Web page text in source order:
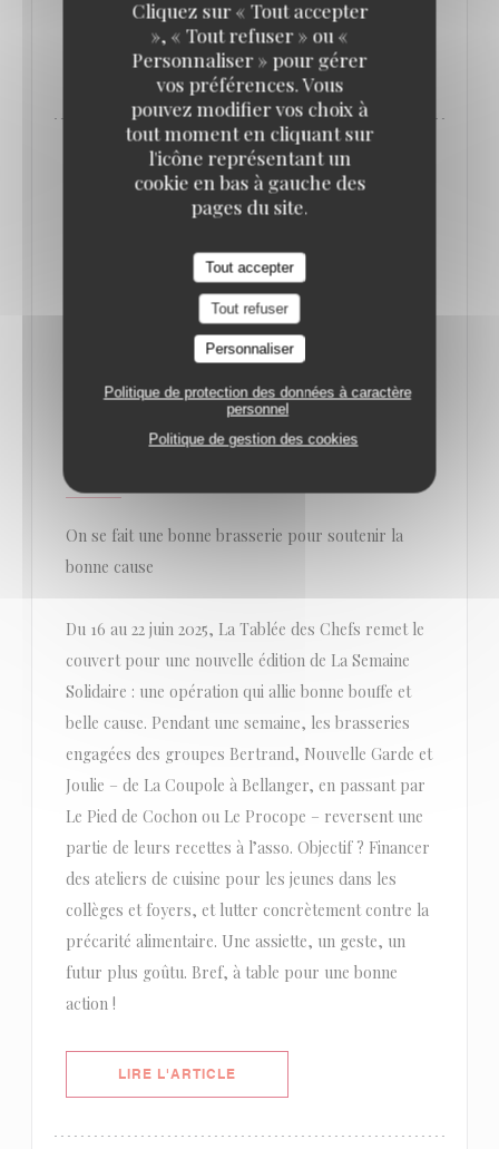
Cliquez sur « Tout accepter
», « Tout refuser » ou «
Personnaliser » pour gérer
vos préférences. Vous
pouvez modifier vos choix à
tout moment en cliquant sur
l'icône représentant un
cookie en bas à gauche des
pages du site.
Tout accepter
Tout refuser
Personnaliser
Politique de protection des données à caractère
personnel
Politique de gestion des cookies
LIRE L'ARTICLE((OUVRE UNE NOUVELLE
22 JUIN) // LE BONBON
On se fait une bonne brasserie pour soutenir la
bonne cause
Du 16 au 22 juin 2025, La Tablée des Chefs remet le
couvert pour une nouvelle édition de La Semaine
Solidaire : une opération qui allie bonne bouffe et
belle cause. Pendant une semaine, les brasseries
engagées des groupes Bertrand, Nouvelle Garde et
Joulie – de La Coupole à Bellanger, en passant par
Le Pied de Cochon ou Le Procope – reversent une
partie de leurs recettes à l’asso. Objectif ? Financer
des ateliers de cuisine pour les jeunes dans les
collèges et foyers, et lutter concrètement contre la
précarité alimentaire. Une assiette, un geste, un
futur plus goûtu. Bref, à table pour une bonne
action !
LIRE L'ARTICLE((OUVRE UNE NOUVELLE